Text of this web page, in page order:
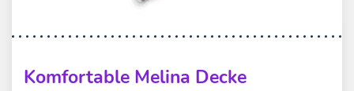
Komfortable Melina Decke